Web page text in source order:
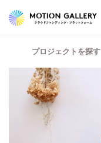
プロジェクトを探す